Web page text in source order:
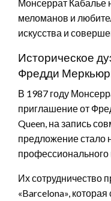
Монсеррат Кабалье
меломанов и
искусства и
Историческое
Фредди
В 1987 году
приглашение от
Queen, на запись
предложение стало
профессионального
Их сотрудничество
«Barcelona»,